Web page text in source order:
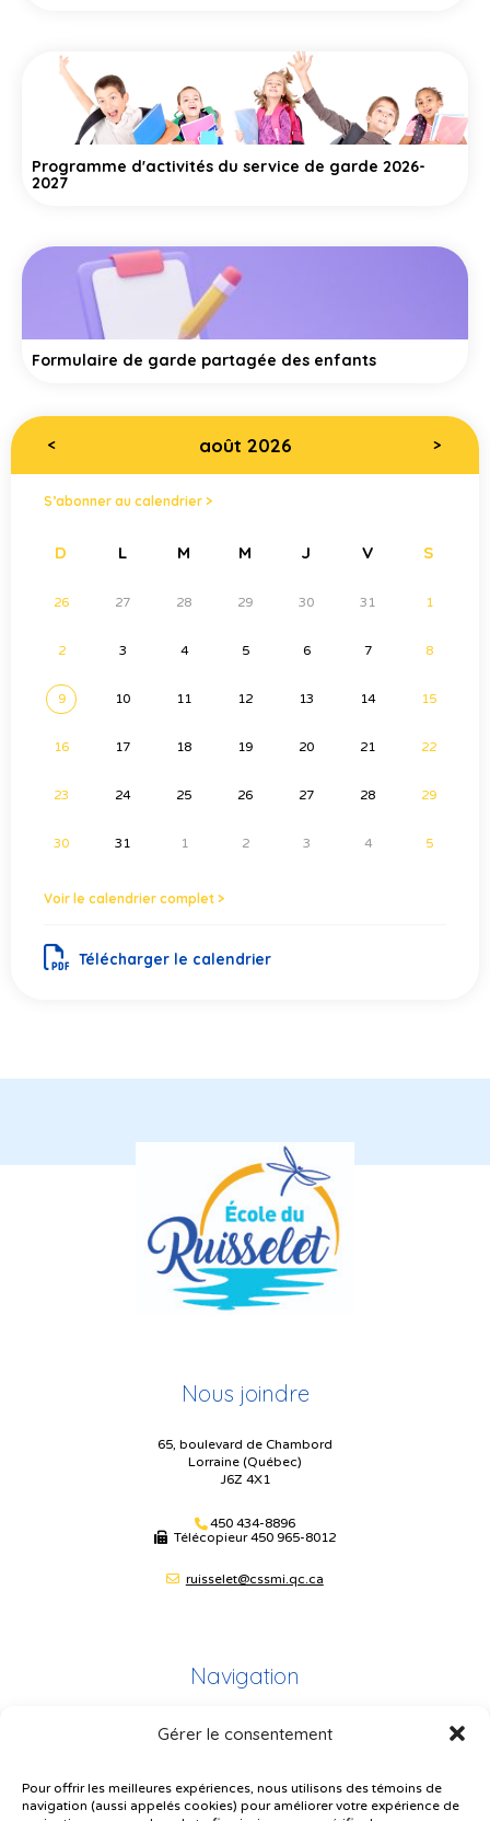
Gérer le consentement
Pour offrir les meilleures expériences, nous utilisons des témoins de
navigation (aussi appelés cookies) pour améliorer votre expérience de
Programme d'activités du service de garde 2026-
2027
Formulaire de garde partagée des enfants
< août 2026 >
S’abonner au calendrier >
D L M M J V S
26 27 28 29 30 31 1
2 3 4 5 6 7 8
9 10 11 12 13 14 15
16 17 18 19 20 21 22
23 24 25 26 27 28 29
30 31 1 2 3 4 5
Voir le calendrier complet >
Télécharger le calendrier
Nous joindre
65, boulevard de Chambord
Lorraine (Québec)
J6Z 4X1
450 434-8896
Télécopieur450 965-8012
ruisselet@cssmi.qc.ca
Navigation
Plan du site
Plainte – service à l’élève